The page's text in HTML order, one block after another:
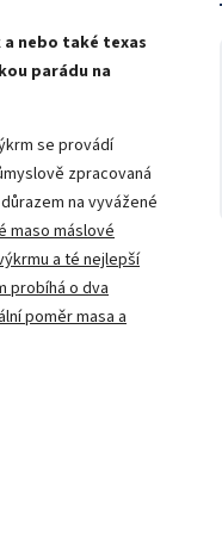
nebo také texas
parádu na
se provádí
zpracovaná
na vyvážené
maso máslové
a té nejlepší
probíhá o dva
poměr masa a